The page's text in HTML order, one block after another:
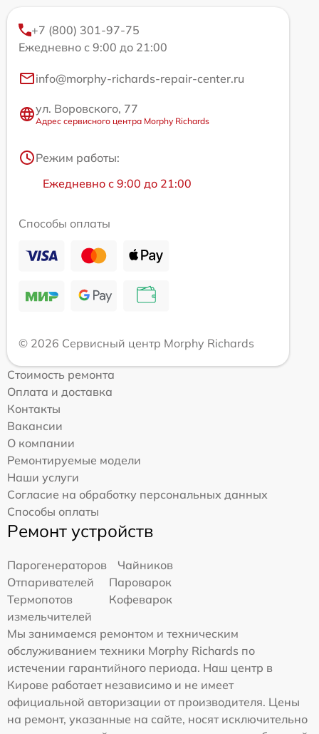
+7 (800) 301-97-75
Ежедневно с 9:00 до 21:00
info@morphy-richards-repair-center.ru
ул. Воровского, 77
Адрес сервисного центра Morphy Richards
Режим работы:
Ежедневно с 9:00 до 21:00
Способы оплаты
© 2026 Сервисный центр Morphy Richards
Стоимость ремонта
Оплата и доставка
Контакты
Вакансии
О компании
Ремонтируемые модели
Наши услуги
Согласие на обработку персональных данных
Способы оплаты
Ремонт устройств
Парогенераторов
Чайников
Отпаривателей
Пароварок
Термопотов
Кофеварок
измельчителей
Мы занимаемся ремонтом и техническим
обслуживанием техники Morphy Richards по
истечении гарантийного периода. Наш центр в
Кирове работает независимо и не имеет
официальной авторизации от производителя. Цены
на ремонт, указанные на сайте, носят исключительно